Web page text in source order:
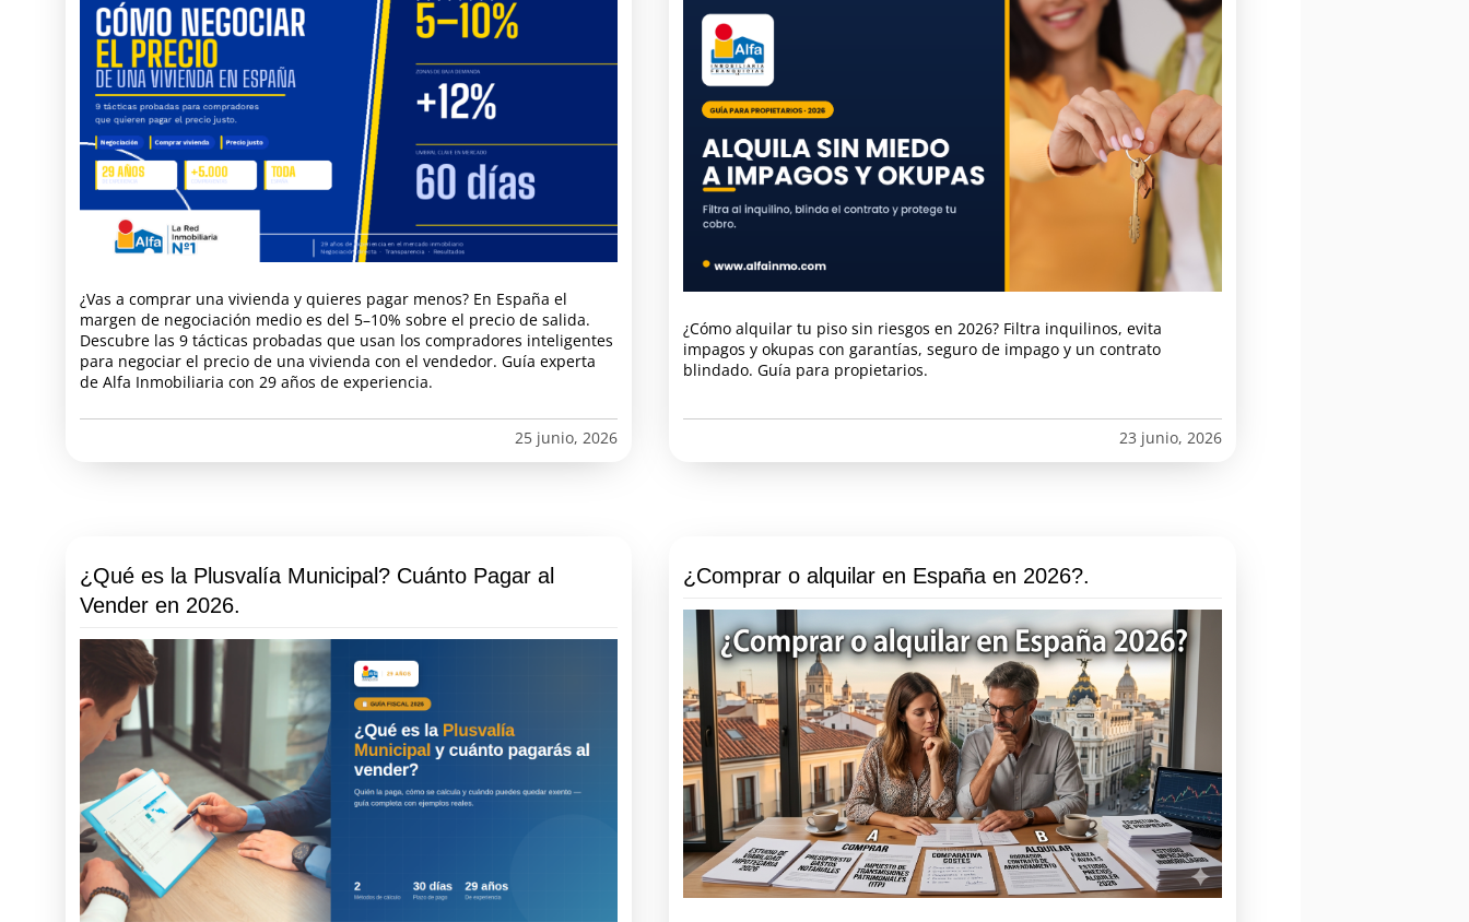
¿Vas a comprar una vivienda y quieres pagar menos? En España el
margen de negociación medio es del 5–10% sobre el precio de salida.
Descubre las 9 tácticas probadas que usan los compradores inteligentes
para negociar el precio de una vivienda con el vendedor. Guía experta
de Alfa Inmobiliaria con 29 años de experiencia.
25 junio, 2026
¿Cómo alquilar tu piso sin riesgos en 2026? Filtra inquilinos, evita
impagos y okupas con garantías, seguro de impago y un contrato
blindado. Guía para propietarios.
23 junio, 2026
¿Qué es la Plusvalía Municipal? Cuánto Pagar al
Vender en 2026.
¿Comprar o alquilar en España en 2026?.